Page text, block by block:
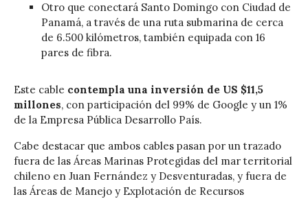
Otro que conectará Santo Domingo con Ciudad de
Panamá, a través de una ruta submarina de cerca
de 6.500 kilómetros, también equipada con 16
pares de fibra.
Este cable contempla una inversión de US $11,5
millones, con participación del 99% de Google y un 1%
de la Empresa Pública Desarrollo País.
Cabe destacar que ambos cables pasan por un trazado
fuera de las Áreas Marinas Protegidas del mar territorial
chileno en Juan Fernández y Desventuradas, y fuera de
las Áreas de Manejo y Explotación de Recursos